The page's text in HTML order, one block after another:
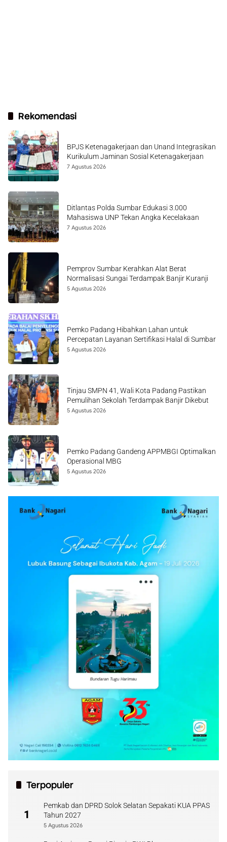
Rekomendasi
BPJS Ketenagakerjaan dan Unand Integrasikan
Kurikulum Jaminan Sosial Ketenagakerjaan
7 Agustus 2026
Ditlantas Polda Sumbar Edukasi 3.000
Mahasiswa UNP Tekan Angka Kecelakaan
7 Agustus 2026
Pemprov Sumbar Kerahkan Alat Berat
Normalisasi Sungai Terdampak Banjir Kuranji
5 Agustus 2026
Pemko Padang Hibahkan Lahan untuk
Percepatan Layanan Sertifikasi Halal di Sumbar
5 Agustus 2026
Tinjau SMPN 41, Wali Kota Padang Pastikan
Pemulihan Sekolah Terdampak Banjir Dikebut
5 Agustus 2026
Pemko Padang Gandeng APPMBGI Optimalkan
Operasional MBG
5 Agustus 2026
Terpopuler
1
Pemkab dan DPRD Solok Selatan Sepakati KUA PPAS
Tahun 2027
5 Agustus 2026